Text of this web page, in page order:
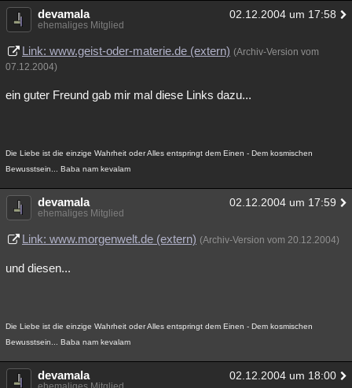
devamala 02.12.2004 um 17:58
ehemaliges Mitglied
Link: www.geist-oder-materie.de (extern) (Archiv-Version vom
07.12.2004)
ein guter Freund gab mir mal diese Links dazu...
Die Liebe ist die einzige Wahrheit oder Alles entspringt dem Einen - Dem kosmischen
Bewusstsein... Baba nam kevalam
devamala 02.12.2004 um 17:59
ehemaliges Mitglied
Link: www.morgenwelt.de (extern) (Archiv-Version vom 20.12.2004)
und diesen...
Die Liebe ist die einzige Wahrheit oder Alles entspringt dem Einen - Dem kosmischen
Bewusstsein... Baba nam kevalam
devamala 02.12.2004 um 18:00